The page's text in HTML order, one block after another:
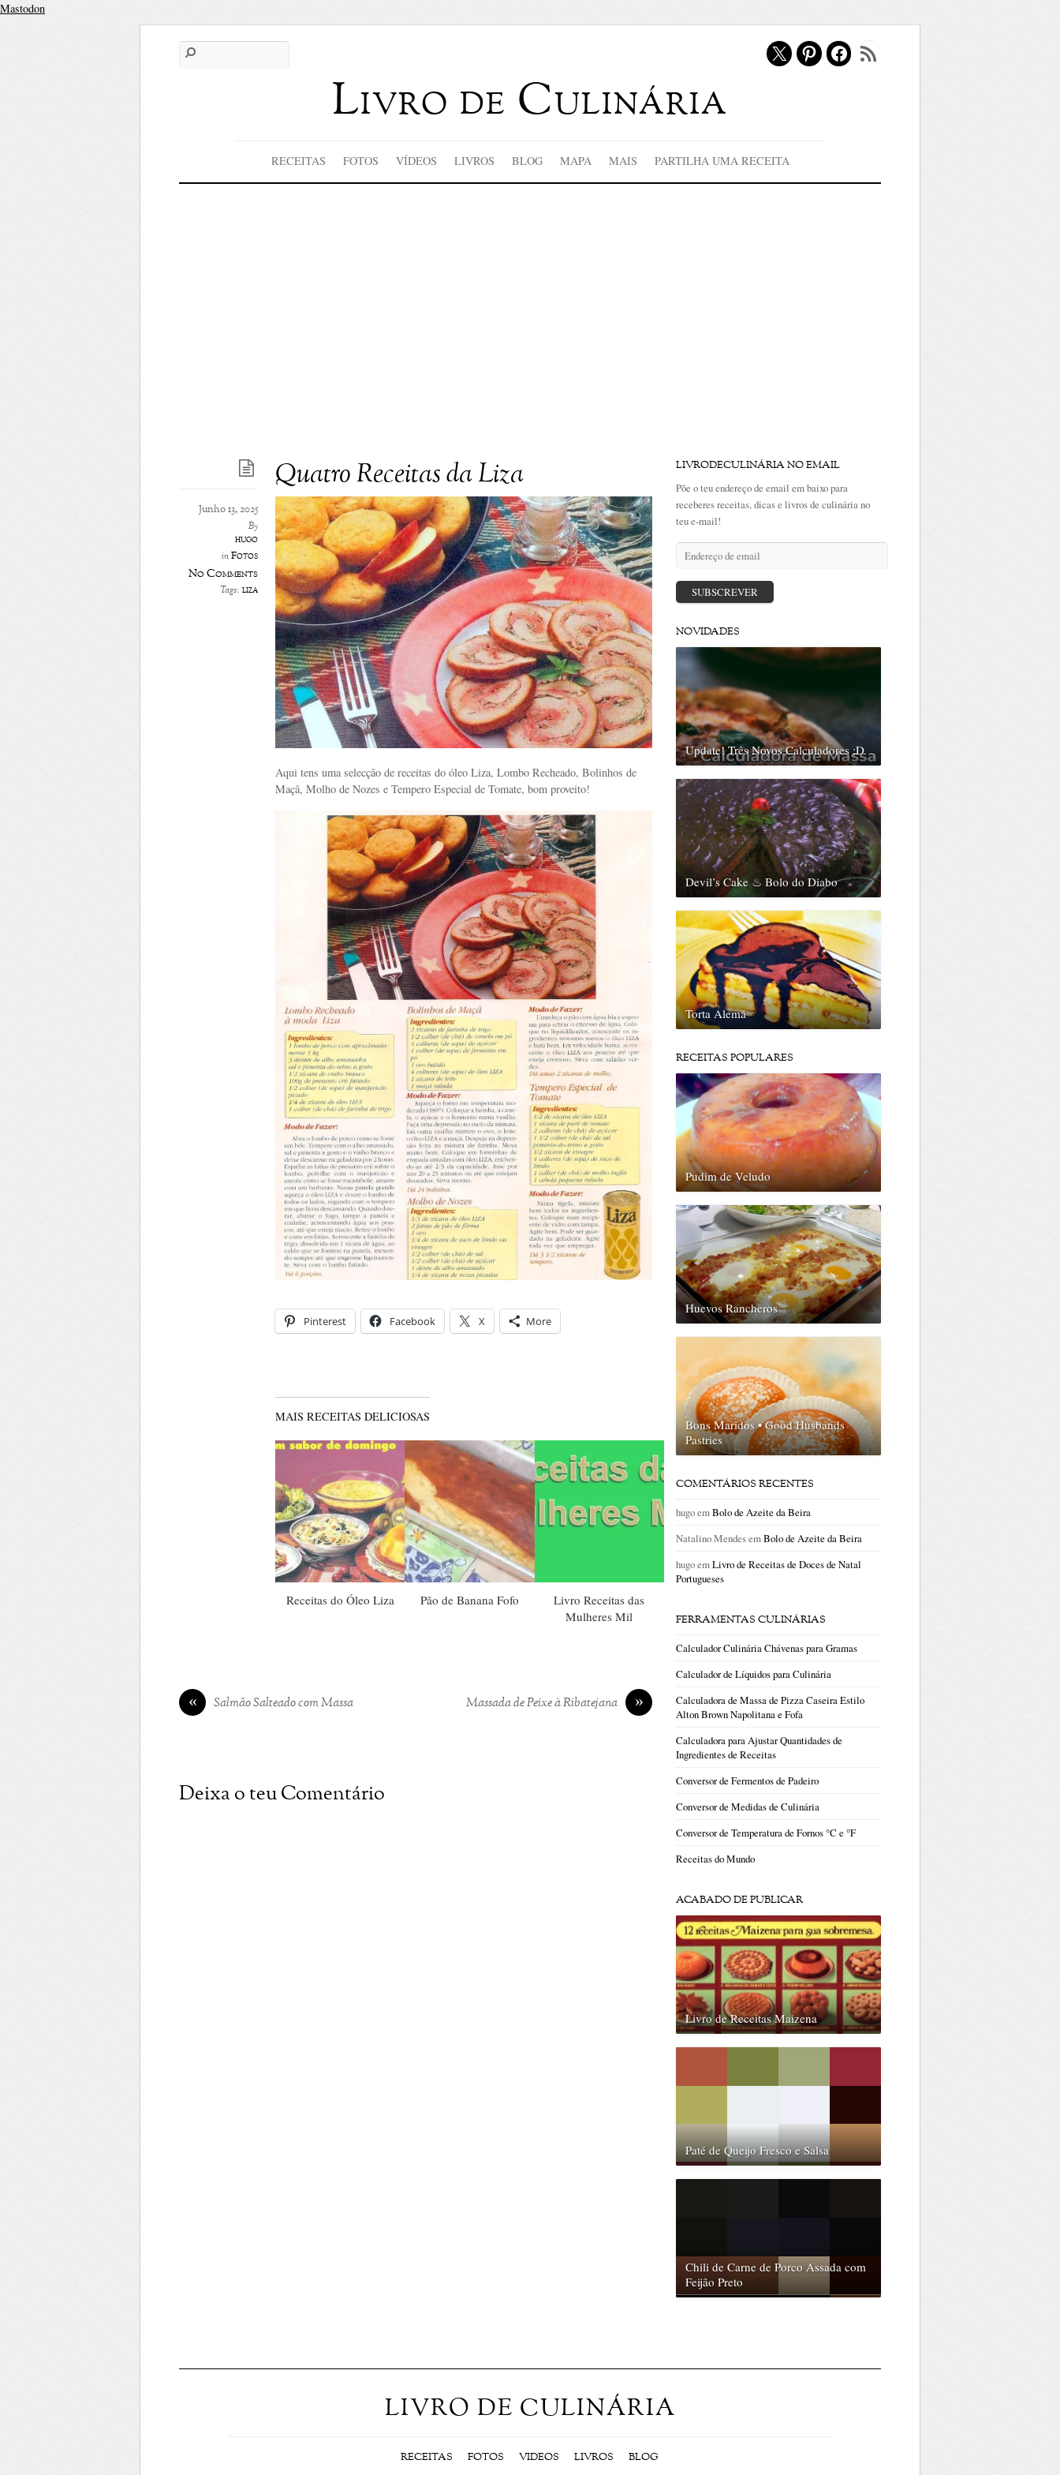
Mastodon
Livro de Culinária
X Pinterest
Facebook
Feed RSS
RECEITAS FOTOS VÍDEOS LIVROS BLOG MAPA MAIS PARTILHA UMA RECEITA
Quatro Receitas da Liza
Junho 13, 2025
By
hugo
inFotos
No Comments
Tags: liza
Aqui tens uma selecção de receitas do óleo Liza, Lombo Recheado, Bolinhos de
Maçã, Molho de Nozes e Tempero Especial de Tomate, bom proveito!
Pinterest Facebook X More
MAIS RECEITAS DELICIOSAS
Receitas do Óleo Liza Pão de Banana Fofo
Livro Receitas das
Mulheres Mil
« Salmão Salteado com Massa »
Massada de Peixe à Ribatejana
Deixa o teu Comentário
LIVRODECULINÁRIA NO EMAIL
Põe o teu endereço de email em baixo para
receberes receitas, dicas e livros de culinária no
teu e-mail!
email
SUBSCREVER
NOVIDADES
Update! Três Novos Calculadores ;D
Devil’s Cake ♨ Bolo do Diabo
Torta Alemã
RECEITAS POPULARES
Pudim de Veludo
Huevos Rancheros
Bons Maridos • Good Husbands
Pastries
COMENTÁRIOS RECENTES
hugoemBolo de Azeite da Beira
Natalino MendesemBolo de Azeite da Beira
hugoemLivro de Receitas de Doces de Natal
Portugueses
FERRAMENTAS CULINÁRIAS
Calculador Culinária Chávenas para Gramas
Calculador de Líquidos para Culinária
Calculadora de Massa de Pizza Caseira Estilo
Alton Brown Napolitana e Fofa
Calculadora para Ajustar Quantidades de
Ingredientes de Receitas
Conversor de Fermentos de Padeiro
Conversor de Medidas de Culinária
Conversor de Temperatura de Fornos °C e °F
Receitas do Mundo
ACABADO DE PUBLICAR
Livro de Receitas Maizena
Paté de Queijo Fresco e Salsa
Chili de Carne de Porco Assada com
Feijão Preto
LIVRO DE CULINÁRIA
RECEITAS FOTOS VIDEOS LIVROS BLOG